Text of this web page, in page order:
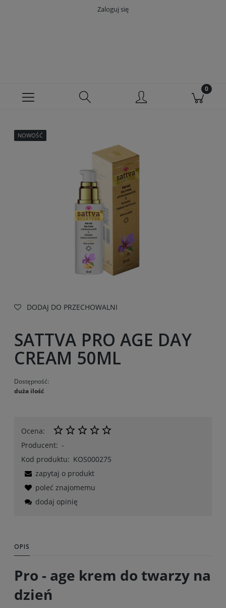
Zaloguj się
NOWOŚĆ
DODAJ DO PRZECHOWALNI
SATTVA PRO AGE DAY
CREAM 50ML
Dostępność:
duża ilość
Ocena:
Producent: -
Kod produktu: KOS000275
zapytaj o produkt
poleć znajomemu
dodaj opinię
OPIS
Pro - age krem do twarzy na
dzień